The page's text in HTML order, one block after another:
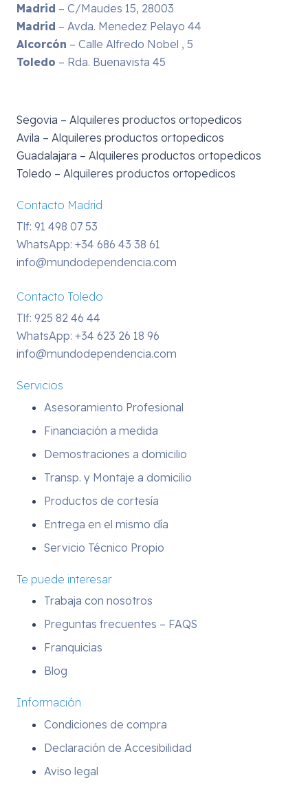
Madrid – C/Maudes 15, 28003
Madrid – Avda. Menedez Pelayo 44
Alcorcón – Calle Alfredo Nobel , 5
Toledo – Rda. Buenavista 45
Segovia – Alquileres productos ortopedicos
Avila – Alquileres productos ortopedicos
Guadalajara – Alquileres productos ortopedicos
Toledo – Alquileres productos ortopedicos
Contacto Madrid
Tlf: 91 498 07 53
WhatsApp: +34 686 43 38 61
info@mundodependencia.com
Contacto Toledo
Tlf: 925 82 46 44
WhatsApp: +34 623 26 18 96
info@mundodependencia.com
Servicios
Asesoramiento Profesional
Financiación a medida
Demostraciones a domicilio
Transp. y Montaje a domicilio
Productos de cortesía
Entrega en el mismo día
Servicio Técnico Propio
Te puede interesar
Trabaja con nosotros
Preguntas frecuentes – FAQS
Franquicias
Blog
Información
Condiciones de compra
Declaración de Accesibilidad
Aviso legal